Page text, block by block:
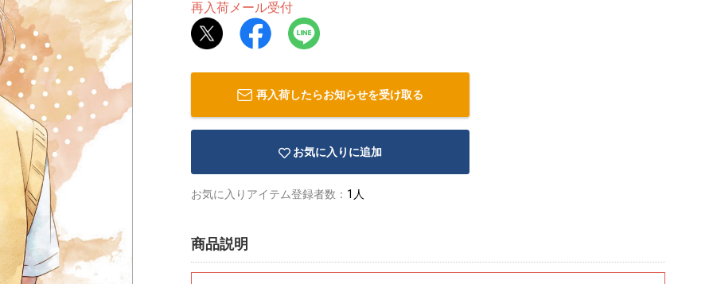
再入荷メール受付
再入荷したらお知らせを受け取る
お気に入りに追加
お気に入りアイテム登録者数： 1人
商品説明